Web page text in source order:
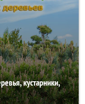
кустарники,